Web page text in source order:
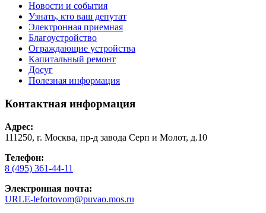
Новости и события
Узнать, кто ваш депутат
Электронная приемная
Благоустройство
Ограждающие устройства
Капитальный ремонт
Досуг
Полезная информация
Контактная информация
Адрес:
111250, г. Москва, пр-д завода Серп и Молот, д.10
Телефон:
8 (495) 361-44-11
Электронная почта:
URLE-lefortovom@puvao.mos.ru